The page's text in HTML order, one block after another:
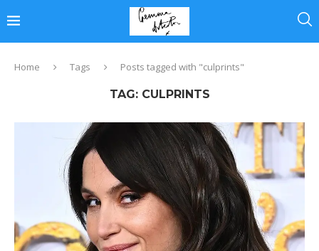
Home Tags Posts tagged with "culprints"
TAG: CULPRINTS